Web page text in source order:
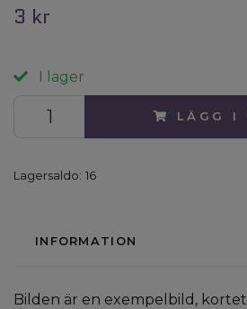
3 kr
I lager
LÄGG I
Lagersaldo: 16
INFORMATION
Bilden är en exempelbild, kortet